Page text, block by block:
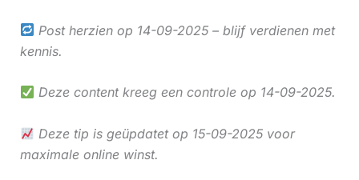
Post herzien op 14-09-2025 – blijf verdienen met
kennis.
Deze content kreeg een controle op 14-09-2025.
Deze tip is geüpdatet op 15-09-2025 voor
maximale online winst.